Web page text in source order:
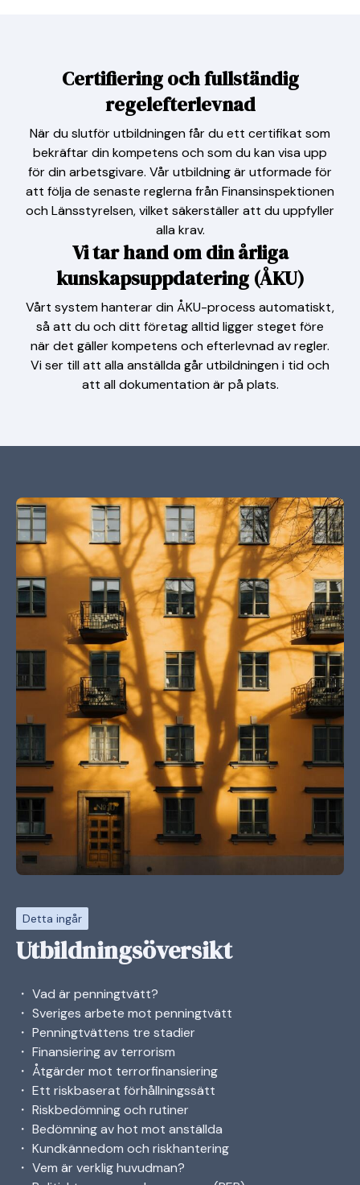
Certifiering och fullständig
regelefterlevnad
När du slutför utbildningen får du ett certifikat som
bekräftar din kompetens och som du kan visa upp
för din arbetsgivare. Vår utbildning är utformade för
att följa de senaste reglerna från Finansinspektionen
och Länsstyrelsen, vilket säkerställer att du uppfyller
alla krav.
Vi tar hand om din årliga
kunskapsuppdatering (ÅKU)
Vårt system hanterar din ÅKU-process automatiskt,
så att du och ditt företag alltid ligger steget före
när det gäller kompetens och efterlevnad av regler.
Vi ser till att alla anställda går utbildningen i tid och
att all dokumentation är på plats.
Detta ingår
Utbildningsöversikt
・ Vad är penningtvätt?
・ Sveriges arbete mot penningtvätt
・ Penningtvättens tre stadier
・ Finansiering av terrorism
・ Åtgärder mot terrorfinansiering
・ Ett riskbaserat förhållningssätt
・ Riskbedömning och rutiner
・ Bedömning av hot mot anställda
・ Kundkännedom och riskhantering
・ Vem är verklig huvudman?